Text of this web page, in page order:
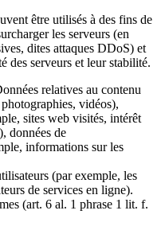
être utilisés à des fins de
les serveurs (en
dites attaques DDoS) et
des serveurs et leur stabilité.
relatives au contenu
vidéos),
sites web visités, intérêt
données de
informations sur les
(par exemple, les
de services en ligne).
(art. 6 al. 1 phrase 1 lit. f.